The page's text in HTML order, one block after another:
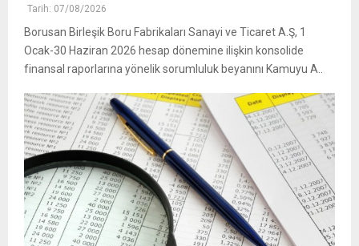
Tarih: 07/08/2026
Borusan Birleşik Boru Fabrikaları Sanayi ve Ticaret A.Ş, 1
Ocak-30 Haziran 2026 hesap dönemine ilişkin konsolide
finansal raporlarına yönelik sorumluluk beyanını Kamuyu A..